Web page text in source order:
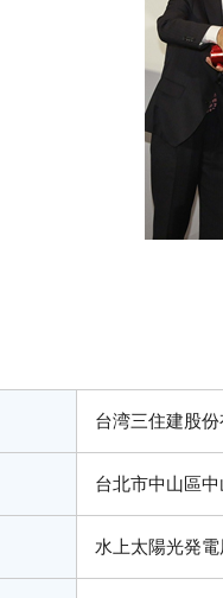
台湾三住建股份
台北市中山區
水上太陽光発